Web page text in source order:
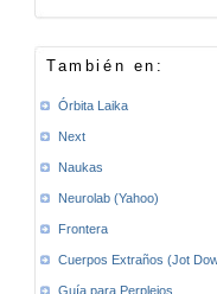
También en:
Órbita Laika
Next
Naukas
Neurolab (Yahoo)
Frontera
Cuerpos Extraños (Jot
Guía para Perplejos